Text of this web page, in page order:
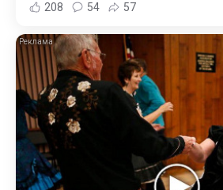
208 54 57